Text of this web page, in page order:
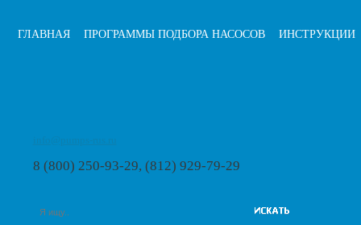
ГЛАВНАЯ ПРОГРАММЫ ПОДБОРА НАСОСОВ ИНСТРУКЦИИ
8 (800) 250-93-29, (812) 929-79-29